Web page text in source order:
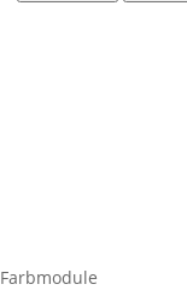
Farbmodule